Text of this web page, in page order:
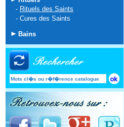
- Rituels des Saints
- Cures des Saints
Bains